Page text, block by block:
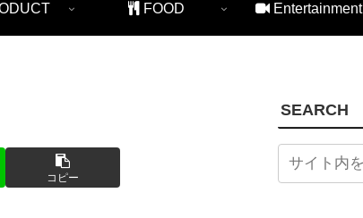
FOOD Entertainment
コピー
SEARCH